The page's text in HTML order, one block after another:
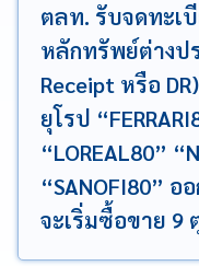
ตลท. รับจดทะเ
หลักทรัพย์ต่างป
Receipt หรือ
ยุโรป
“LOREAL80”
“SANOFI80” อ
จะเริ่มซื้อขาย 9